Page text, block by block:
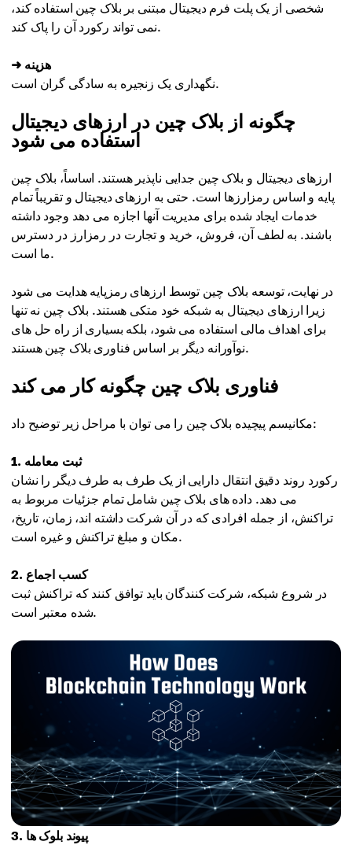
شخصی از یک پلت فرم دیجیتال مبتنی بر بلاک چین استفاده کند،
نمی تواند رکورد آن را پاک کند.
➜ هزینه
نگهداری یک زنجیره به سادگی گران است.
چگونه از بلاک چین در ارزهای دیجیتال
استفاده می شود
ارزهای دیجیتال و بلاک چین جدایی ناپذیر هستند. اساساً، بلاک چین
پایه و اساس رمزارزها است. حتی به ارزهای دیجیتال و تقریباً تمام
خدمات ایجاد شده برای مدیریت آنها اجازه می دهد وجود داشته
باشند. به لطف آن، فروش، خرید و تجارت در رمزارز در دسترس
ما است.
در نهایت، توسعه بلاک چین توسط ارزهای رمزپایه هدایت می شود
زیرا ارزهای دیجیتال به شبکه خود متکی هستند. بلاک چین نه تنها
برای اهداف مالی استفاده می شود، بلکه بسیاری از راه حل های
نوآورانه دیگر بر اساس فناوری بلاک چین هستند.
فناوری بلاک چین چگونه کار می کند
مکانیسم پیچیده بلاک چین را می توان با مراحل زیر توضیح داد:
1. ثبت معامله
رکورد روند دقیق انتقال دارایی از یک طرف به طرف دیگر را نشان
می دهد. داده های بلاک چین شامل تمام جزئیات مربوط به
تراکنش، از جمله افرادی که در آن شرکت داشته اند، زمان، تاریخ،
مکان و مبلغ تراکنش و غیره است.
2. کسب اجماع
در شروع شبکه، شرکت کنندگان باید توافق کنند که تراکنش ثبت
شده معتبر است.
3. پیوند بلوک ها